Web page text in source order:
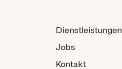
Dienstleistungen
Jobs
Kontakt